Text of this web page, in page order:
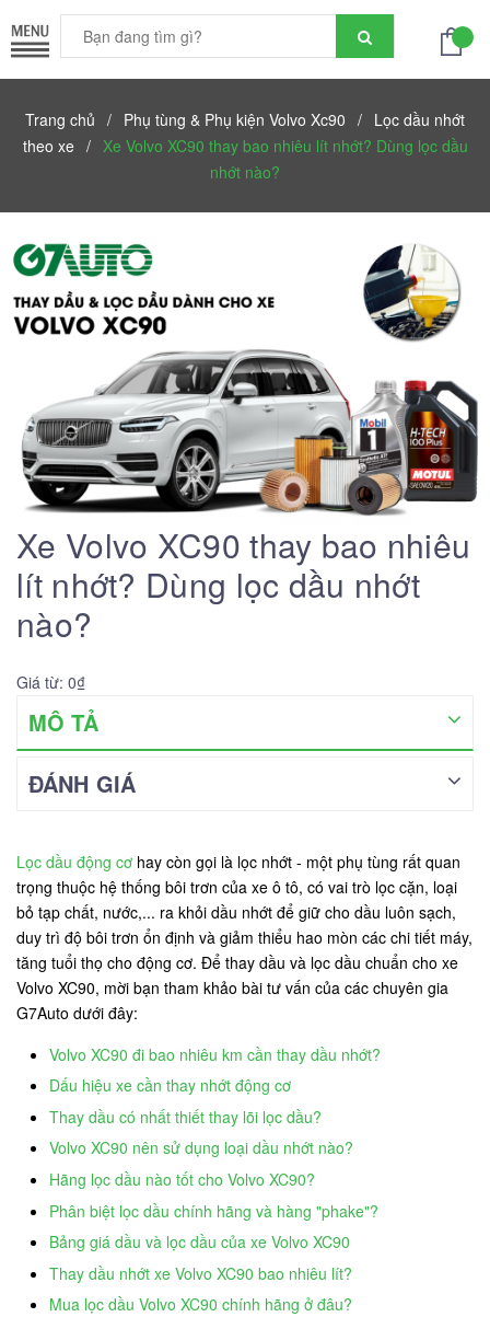
Trang chủ / Phụ tùng & Phụ kiện Volvo Xc90 / Lọc dầu nhớt
theo xe / Xe Volvo XC90 thay bao nhiêu lít nhớt? Dùng lọc dầu
nhớt nào?
Xe Volvo XC90 thay bao nhiêu
lít nhớt? Dùng lọc dầu nhớt
nào?
Giá từ: 0₫
MÔ TẢ
ĐÁNH GIÁ
Lọc dầu động cơ hay còn gọi là lọc nhớt - một phụ tùng rất quan
trọng thuộc hệ thống bôi trơn của xe ô tô, có vai trò lọc cặn, loại
bỏ tạp chất, nước,... ra khỏi dầu nhớt để giữ cho dầu luôn sạch,
duy trì độ bôi trơn ổn định và giảm thiểu hao mòn các chi tiết máy,
tăng tuổi thọ cho động cơ. Để thay dầu và lọc dầu chuẩn cho xe
Volvo XC90, mời bạn tham khảo bài tư vấn của các chuyên gia
G7Auto dưới đây:
Volvo XC90 đi bao nhiêu km cần thay dầu nhớt?
Dấu hiệu xe cần thay nhớt động cơ
Thay dầu có nhất thiết thay lõi lọc dầu?
Volvo XC90 nên sử dụng loại dầu nhớt nào?
Hãng lọc dầu nào tốt cho Volvo XC90?
Phân biệt lọc dầu chính hãng và hàng "phake"?
Bảng giá dầu và lọc dầu của xe Volvo XC90
Thay dầu nhớt xe Volvo XC90 bao nhiêu lít?
Mua lọc dầu Volvo XC90 chính hãng ở đâu?